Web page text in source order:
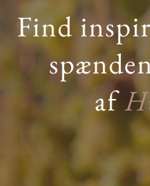
Find
af